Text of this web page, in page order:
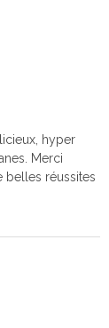
hyper
Merci
belles réussites